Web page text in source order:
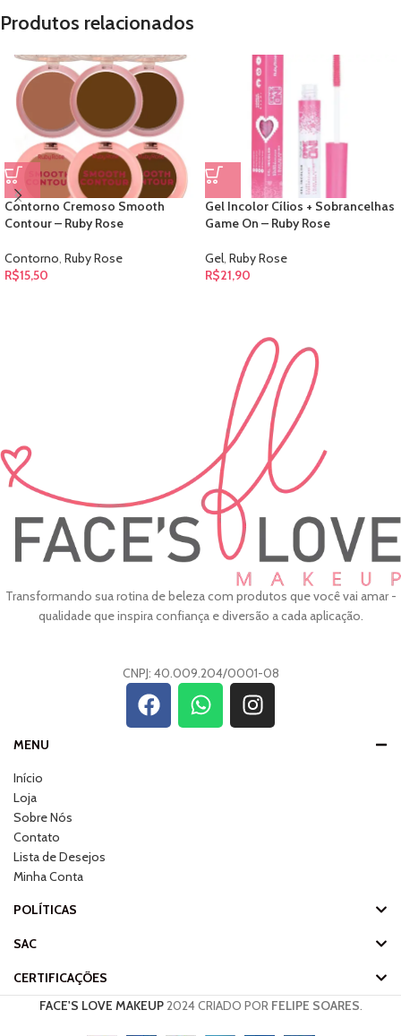
Produtos relacionados
Contorno Cremoso Smooth
Contour – Ruby Rose
Contorno, Ruby Rose
R$15,50
Gel Incolor Cílios + Sobrancelhas
Game On – Ruby Rose
Gel, Ruby Rose
R$21,90
Transformando sua rotina de beleza com produtos que você vai amar -
qualidade que inspira confiança e diversão a cada aplicação.
CNPJ: 40.009.204/0001-08
MENU
Início
Loja
Sobre Nós
Contato
Lista de Desejos
Minha Conta
POLÍTICAS
SAC
CERTIFICAÇÕES
FACE'S LOVE MAKEUP2024 CRIADO POR FELIPE SOARES.